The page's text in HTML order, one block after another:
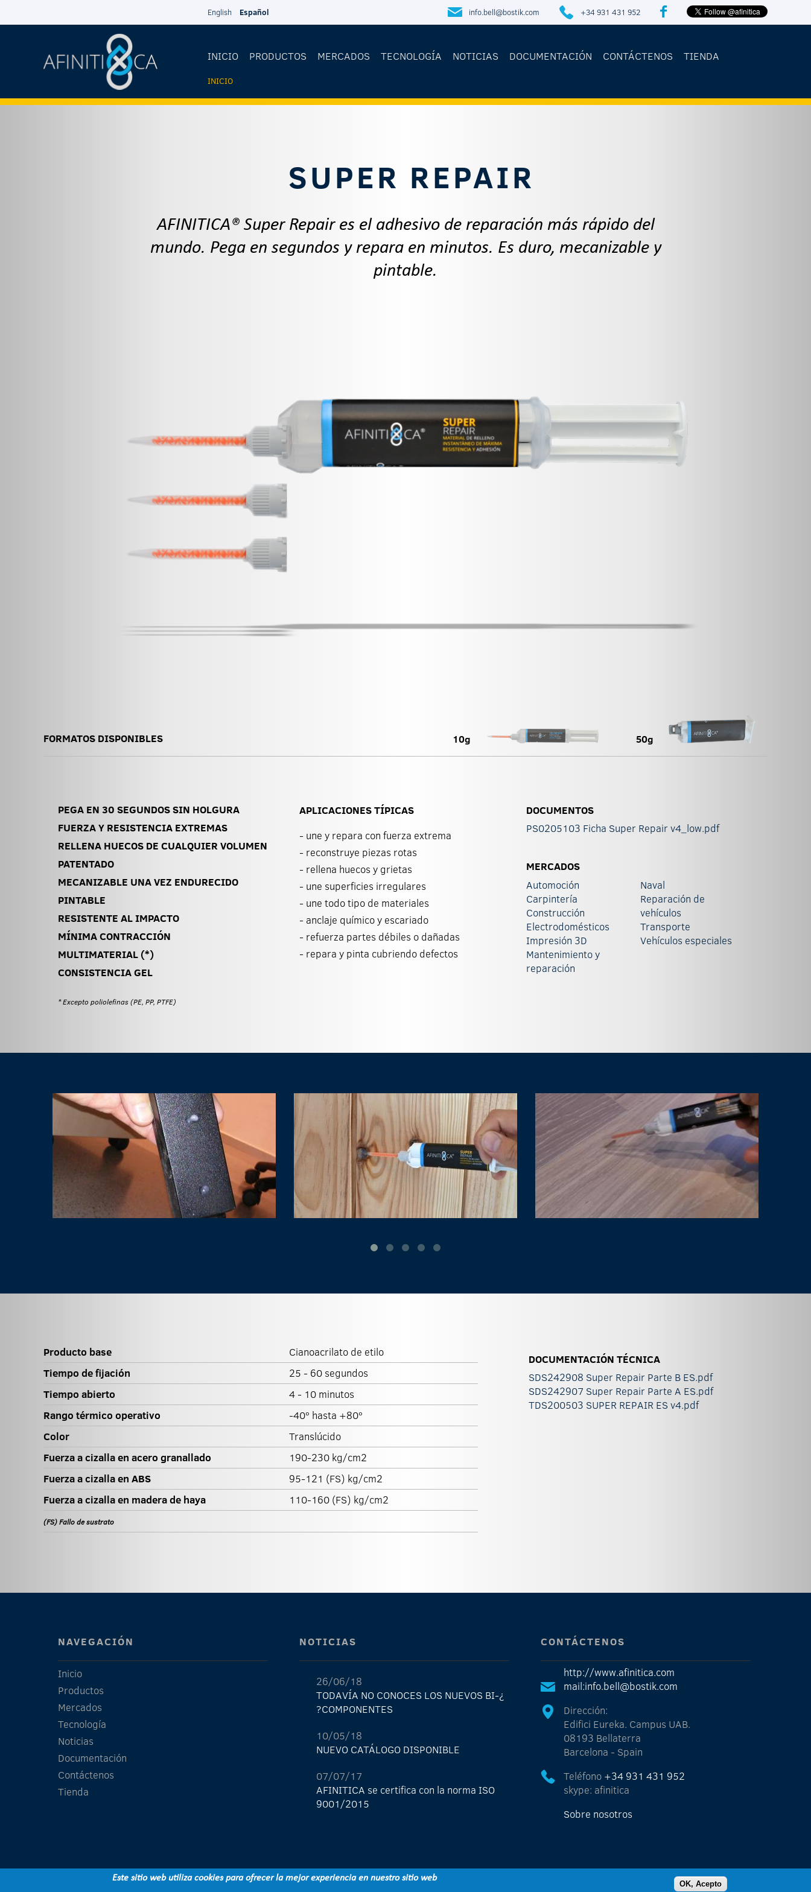
English Español info.bell@bostik.com +34 931 431 952
INICIO PRODUCTOS MERCADOS TECNOLOGÍA NOTICIAS DOCUMENTACIÓN CONTÁCTENOS TIENDA
USTED
INICIO
SUPER REPAIR
AFINITICA® Super Repair es el adhesivo de reparación más rápido del
mundo. Pega en segundos y repara en minutos. Es duro, mecanizable y
pintable.
FORMATOS DISPONIBLES 10g 50g
PEGA EN 30 SEGUNDOS SIN HOLGURA
FUERZA Y RESISTENCIA EXTREMAS
RELLENA HUECOS DE CUALQUIER VOLUMEN
PATENTADO
MECANIZABLE UNA VEZ ENDURECIDO
PINTABLE
RESISTENTE AL IMPACTO
MÍNIMA CONTRACCIÓN
MULTIMATERIAL (*)
CONSISTENCIA GEL
* Excepto poliolefinas (PE, PP, PTFE)
APLICACIONES TÍPICAS
- une y repara con fuerza extrema
- reconstruye piezas rotas
- rellena huecos y grietas
- une superficies irregulares
- une todo tipo de materiales
- anclaje químico y escariado
- refuerza partes débiles o dañadas
- repara y pinta cubriendo defectos
DOCUMENTOS
PS0205103 Ficha Super Repair v4_low.pdf
MERCADOS
Automoción
Carpintería
Construcción
Electrodomésticos
Impresión 3D
Mantenimiento y
reparación
Naval
Reparación de
vehículos
Transporte
Vehículos especiales
Producto base
Cianoacrilato de etilo
Tiempo de fijación
25 - 60 segundos
Tiempo abierto
4 - 10 minutos
Rango térmico operativo
-40º hasta +80º
Color
Translúcido
Fuerza a cizalla en acero granallado
190-230 kg/cm2
Fuerza a cizalla en ABS
95-121 (FS) kg/cm2
Fuerza a cizalla en madera de haya
110-160 (FS) kg/cm2
(FS) Fallo de sustrato
DOCUMENTACIÓN TÉCNICA
SDS242908 Super Repair Parte B ES.pdf
SDS242907 Super Repair Parte A ES.pdf
TDS200503 SUPER REPAIR ES v4.pdf
NAVEGACIÓN
Inicio
Productos
Mercados
Tecnología
Noticias
Documentación
Contáctenos
Tienda
NOTICIAS
26/06/18
¿TODAVÍA NO CONOCES LOS NUEVOS BI-
COMPONENTES?
10/05/18
NUEVO CATÁLOGO DISPONIBLE
07/07/17
AFINITICA se certifica con la norma ISO
9001/2015
11/04/17
CONTÁCTENOS
http://www.afinitica.com
mail:info.bell@bostik.com
Dirección:
Edifici Eureka. Campus UAB.
08193 Bellaterra
Barcelona - Spain
Teléfono +34 931 431 952
skype: afinitica
Sobre nosotros
Este sitio web utiliza cookies para ofrecer la mejor experiencia en nuestro sitio web
OK, Acepto